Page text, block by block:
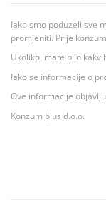
Iako smo poduzeli sve
promjeniti. Prije
Ukoliko imate bilo
Iako se informacije o
Ove informacije
Konzum plus d.o.o.